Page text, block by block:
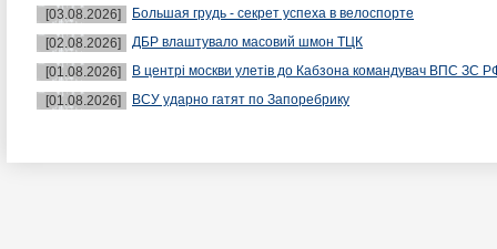
[03.08.2026]
Большая грудь - секрет успеха в велоспорте
[02.08.2026]
ДБР влаштувало масовий шмон ТЦК
[01.08.2026]
В центрі москви улетів до Кабзона командувач ВПС ЗС
[01.08.2026]
ВСУ ударно гатят по Запоребрику